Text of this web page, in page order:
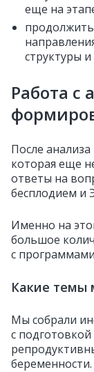
еще на
структуры
Работа с
После
которая еще
ответы на
бесплодием и
Именно на
большое
с
Какие темы
Мы собрали
с
беременности.